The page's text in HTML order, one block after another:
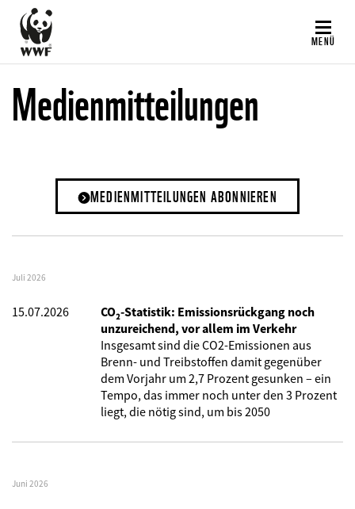
Direkt
zum
Inhalt
MENÜ
Medienmitteilungen
MEDIENMITTEILUNGEN ABONNIEREN
Juli 2026
15.07.2026
CO₂-Statistik: Emissionsrückgang noch
unzureichend, vor allem im Verkehr
Insgesamt sind die CO2-Emissionen aus
Brenn- und Treibstoffen damit gegenüber
dem Vorjahr um 2,7 Prozent gesunken – ein
Tempo, das immer noch unter den 3 Prozent
liegt, die nötig sind, um bis 2050
Juni 2026